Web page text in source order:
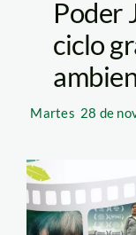
Poder
ciclo
Martes 28 de